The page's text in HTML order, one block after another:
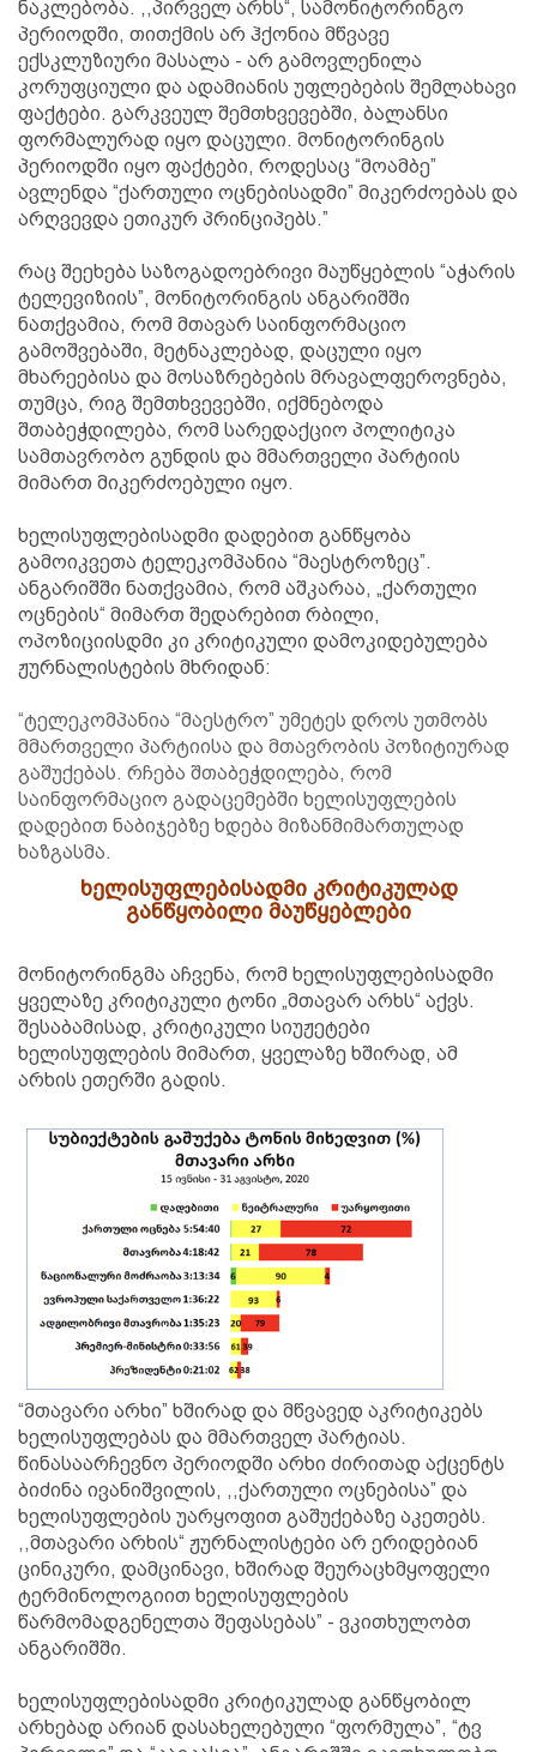
ნაკლებობა. ,,პირველ არხს“, სამონიტორინგო
პერიოდში, თითქმის არ ჰქონია მწვავე
ექსკლუზიური მასალა - არ გამოვლენილა
კორუფციული და ადამიანის უფლებების შემლახავი
ფაქტები. გარკვეულ შემთხვევებში, ბალანსი
ფორმალურად იყო დაცული. მონიტორინგის
პერიოდში იყო ფაქტები, როდესაც “მოამბე”
ავლენდა “ქართული ოცნებისადმი” მიკერძოებას და
არღვევდა ეთიკურ პრინციპებს.”
რაც შეეხება საზოგადოებრივი მაუწყებლის “აჭარის
ტელევიზიის”, მონიტორინგის ანგარიშში
ნათქვამია, რომ მთავარ საინფორმაციო
გამოშვებაში, მეტნაკლებად, დაცული იყო
მხარეებისა და მოსაზრებების მრავალფეროვნება,
თუმცა, რიგ შემთხვევებში, იქმნებოდა
შთაბეჭდილება, რომ სარედაქციო პოლიტიკა
სამთავრობო გუნდის და მმართველი პარტიის
მიმართ მიკერძოებული იყო.
ხელისუფლებისადმი დადებით განწყობა
გამოიკვეთა ტელეკომპანია “მაესტროზეც”.
ანგარიშში ნათქვამია, რომ აშკარაა, „ქართული
ოცნების“ მიმართ შედარებით რბილი,
ოპოზიციისდმი კი კრიტიკული დამოკიდებულება
ჟურნალისტების მხრიდან:
“ტელეკომპანია “მაესტრო” უმეტეს დროს უთმობს
მმართველი პარტიისა და მთავრობის პოზიტიურად
გაშუქებას. რჩება შთაბეჭდილება, რომ
საინფორმაციო გადაცემებში ხელისუფლების
დადებით ნაბიჯებზე ხდება მიზანმიმართულად
ხაზგასმა.
ხელისუფლებისადმი კრიტიკულად
განწყობილი მაუწყებლები
მონიტორინგმა აჩვენა, რომ ხელისუფლებისადმი
ყველაზე კრიტიკული ტონი „მთავარ არხს“ აქვს.
შესაბამისად, კრიტიკული სიუჟეტები
ხელისუფლების მიმართ, ყველაზე ხშირად, ამ
არხის ეთერში გადის.
“მთავარი არხი” ხშირად და მწვავედ აკრიტიკებს
ხელისუფლებას და მმართველ პარტიას.
წინასაარჩევნო პერიოდში არხი ძირითად აქცენტს
ბიძინა ივანიშვილის, ,,ქართული ოცნებისა” და
ხელისუფლების უარყოფით გაშუქებაზე აკეთებს.
,,მთავარი არხის“ ჟურნალისტები არ ერიდებიან
ცინიკური, დამცინავი, ხშირად შეურაცხმყოფელი
ტერმინოლოგიით ხელისუფლების
წარმომადგენელთა შეფასებას” - ვკითხულობთ
ანგარიშში.
ხელისუფლებისადმი კრიტიკულად განწყობილ
არხებად არიან დასახელებული “ფორმულა”, “ტვ